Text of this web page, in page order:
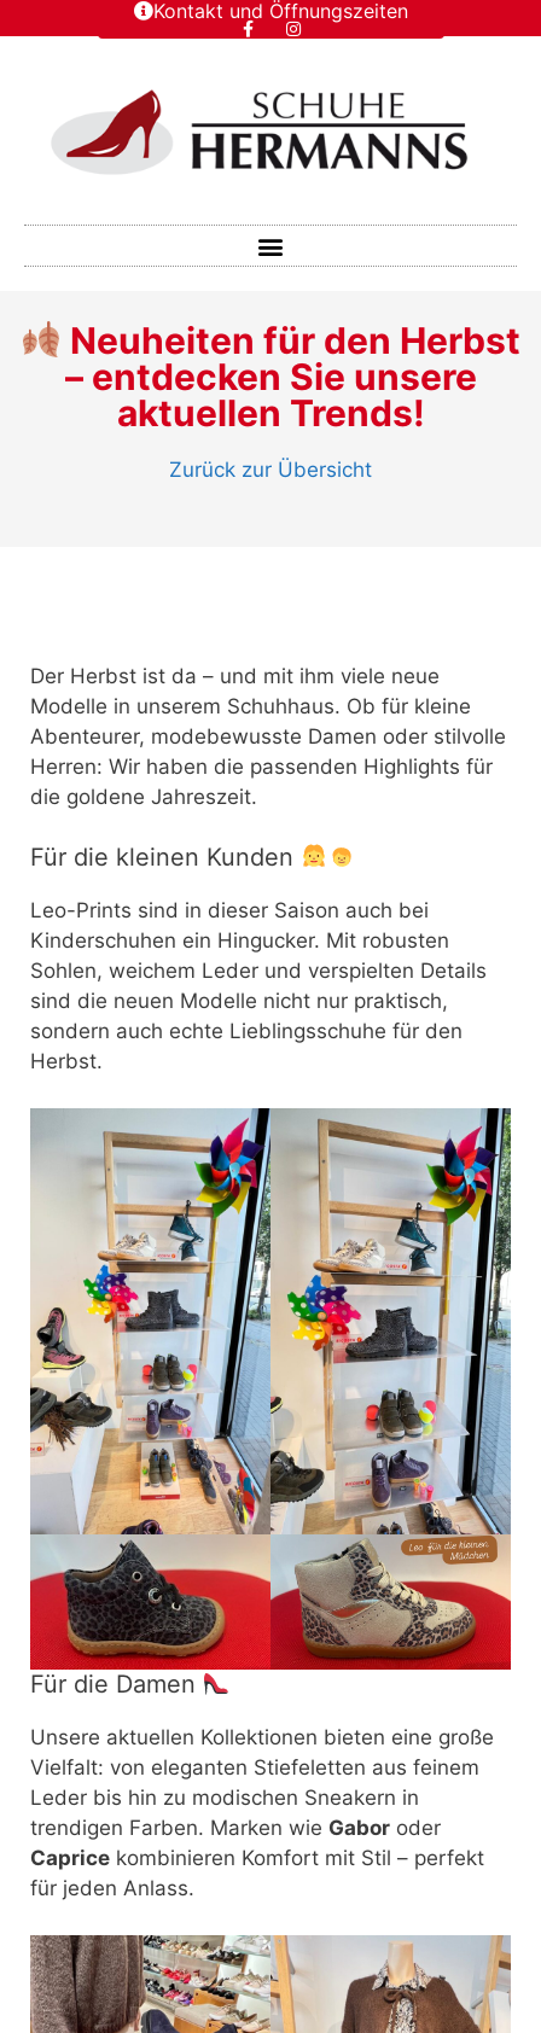
Kontakt und Öffnungszeiten
Neuheiten für den Herbst
– entdecken Sie unsere
aktuellen Trends!
Zurück zur Übersicht
Der Herbst ist da – und mit ihm viele neue
Modelle in unserem Schuhhaus. Ob für kleine
Abenteurer, modebewusste Damen oder stilvolle
Herren: Wir haben die passenden Highlights für
die goldene Jahreszeit.
Für die kleinen Kunden
Leo-Prints sind in dieser Saison auch bei
Kinderschuhen ein Hingucker. Mit robusten
Sohlen, weichem Leder und verspielten Details
sind die neuen Modelle nicht nur praktisch,
sondern auch echte Lieblingsschuhe für den
Herbst.
Für die Damen
Unsere aktuellen Kollektionen bieten eine große
Vielfalt: von eleganten Stiefeletten aus feinem
Leder bis hin zu modischen Sneakern in
trendigen Farben. Marken wie Gabor oder
Caprice kombinieren Komfort mit Stil – perfekt
für jeden Anlass.